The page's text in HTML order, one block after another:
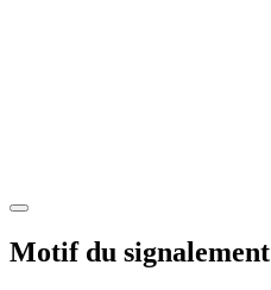
Motif du signalement